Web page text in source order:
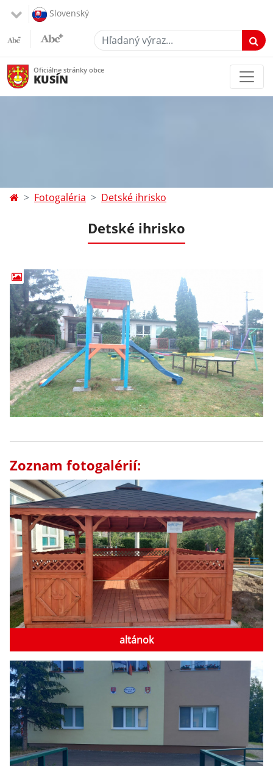
Slovenský
Hľadaný výraz...
Oficiálne stránky obce
KUSÍN
Fotogaléria Detské ihrisko
Detské ihrisko
Zoznam fotogalérií:
altánok